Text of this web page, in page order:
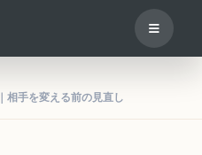
相手を変える前の見直し